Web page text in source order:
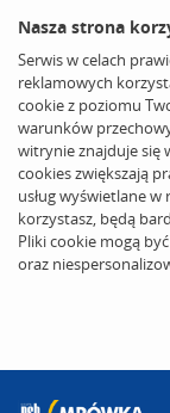
Nasza strona
Serwis w celach
reklamowych
cookie z poziomu
warunków
witrynie znajduje się
cookies zwiększają
usług wyświetlane
korzystasz, będą
Pliki cookie mogą
oraz